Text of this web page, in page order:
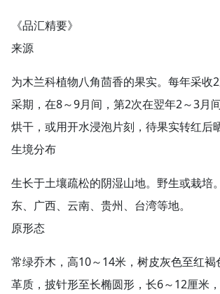
《品汇精要》
来源
为木兰科植物八角茴香的果实。每年采收
采期，在8～9月间，第2次在翌年2～3月
烘干，或用开水浸泡片刻，待果实转红后
生境分布
生长于土壤疏松的阴湿山地。野生或栽培
东、广西、云南、贵州、台湾等地。
原形态
常绿乔木，高10～14米，树皮灰色至红褐
革质，披针形至长椭圆形，长6～12厘米